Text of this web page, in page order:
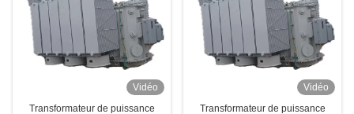
Vidéo
Transformateur de puissance
Vidéo
Transformateur de puissance